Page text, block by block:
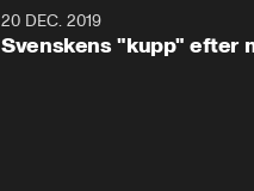
20 DEC. 2019
Svenskens "kupp" efter